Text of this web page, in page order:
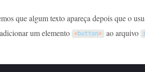
que algum texto apareça depois que o
um elemento
<button> ao arquivo